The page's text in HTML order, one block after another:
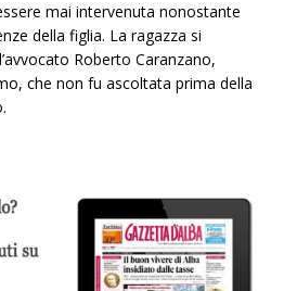
mai intervenuta nonostante
della figlia. La ragazza si
Roberto Caranzano,
che non fu ascoltata prima della